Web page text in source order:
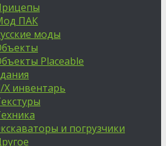
ПАК
моды
Placeable
Х инвентарь
и погрузчики